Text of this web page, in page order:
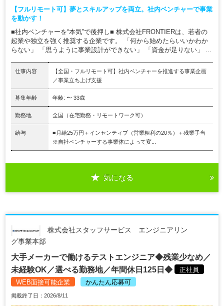
【フルリモート可】夢とスキルアップを両立。社内ベンチャーで事業
を動かす！
■社内ベンチャーを“本気”で後押し■ 株式会社FRONTIERは、若者の
起業や独立を強く推奨する企業です。 「何から始めたらいいかわか
らない」 「思うように事業設計ができない」 「資金が足りない」 ...
仕事内容
【全国・フルリモート可】社内ベンチャーを推進する事業企画
／事業立ち上げ支援
募集年齢 年齢: 〜 33歳
勤務地 全国（在宅勤務・リモートワーク可）
給与
■月給25万円＋インセンティブ（営業粗利の20％）＋残業手当
※自社ベンチャーする事業体によって変...
気になる
株式会社スタッフサービス エンジニアリン
グ事業本部
大手メーカーで働けるテストエンジニア◆残業少なめ／
未経験OK／選べる勤務地／年間休日125日◆
正社員
WEB面接可能企業
かんたん応募可
掲載終了日：2026/8/11